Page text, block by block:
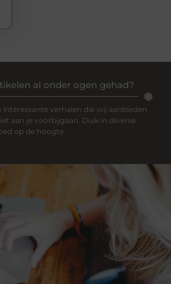
al onder ogen gehad?
verhalen die wij aanbieden
aan je voorbijgaan. Duik in diverse
op de hoogte.